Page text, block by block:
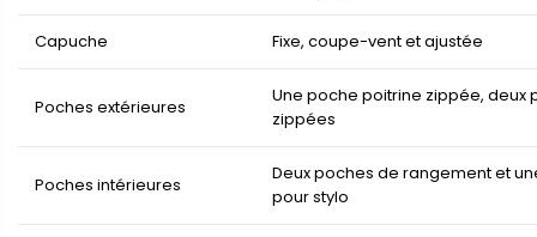
Capuche Fixe, coupe-vent et ajustée
Poches extérieures
Une poche poitrine zippée, deux
zippées
Poches intérieures
Deux poches de rangement et
pour stylo